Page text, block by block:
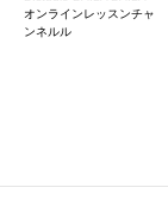
オンラインレッスンチャ
ンネルル